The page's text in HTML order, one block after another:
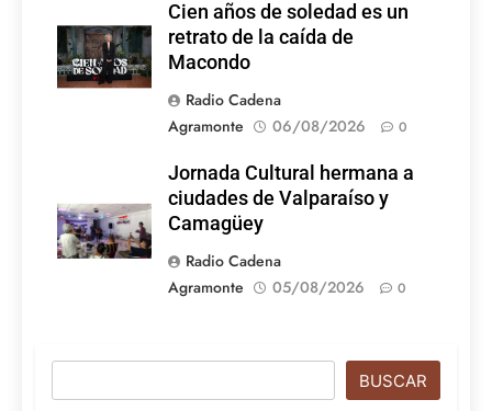
Cien años de soledad es un
retrato de la caída de
Macondo
Radio Cadena
Agramonte
06/08/2026 0
Jornada Cultural hermana a
ciudades de Valparaíso y
Camagüey
Radio Cadena
Agramonte
05/08/2026 0
BUSCAR